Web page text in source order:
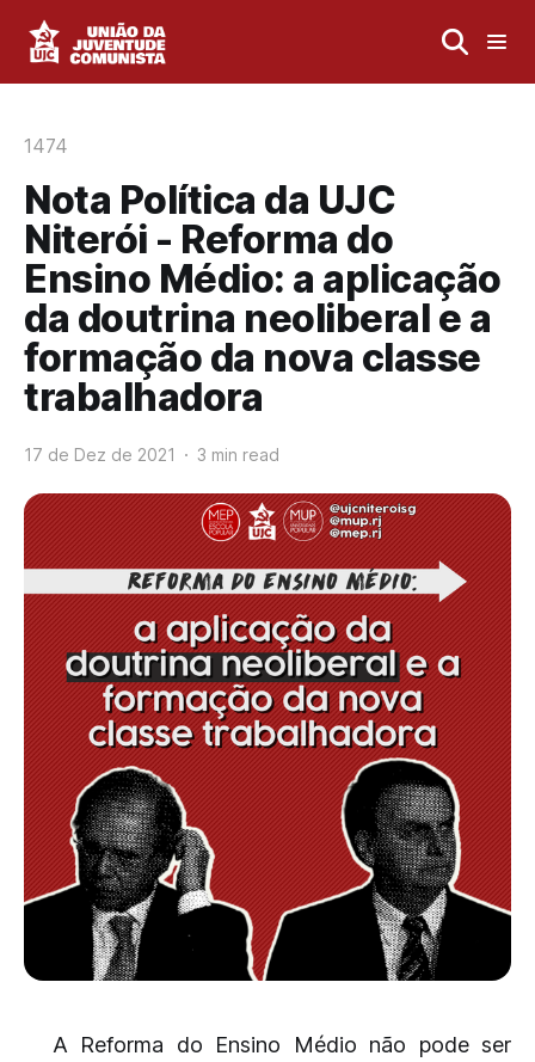
1474
Nota Política da UJC
Niterói - Reforma do
Ensino Médio: a aplicação
da doutrina neoliberal e a
formação da nova classe
trabalhadora
17 de Dez de 2021 3 min read
A Reforma do Ensino Médio não pode ser